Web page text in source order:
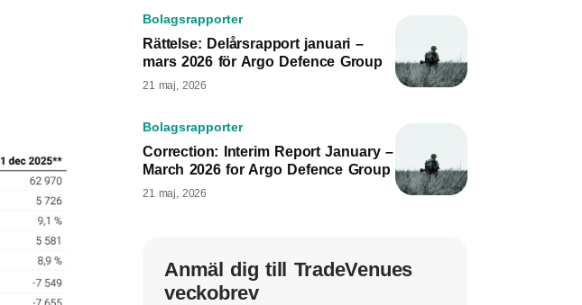
Bolagsrapporter
Rättelse: Delårsrapport januari –
mars 2026 för Argo Defence Group
21 maj, 2026
Bolagsrapporter
Correction: Interim Report January –
March 2026 for Argo Defence Group
21 maj, 2026
Anmäl dig till TradeVenues
veckobrev